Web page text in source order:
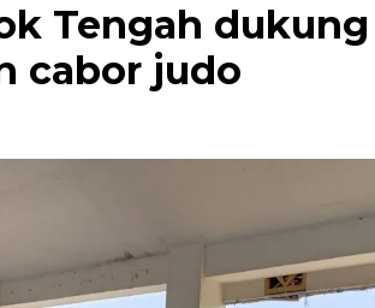
Tengah dukung
cabor judo